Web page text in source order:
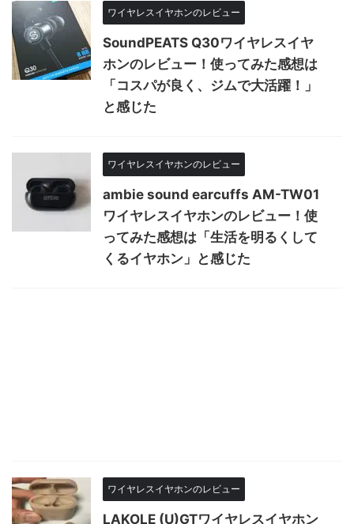
ワイヤレスイヤホンのレビュー
SoundPEATS Q30ワイヤレスイヤ
ホンのレビュー！使ってみた感想は
「コスパが良く、ジムで大活躍！」
と感じた
ワイヤレスイヤホンのレビュー
ambie sound earcuffs AM-TW01
ワイヤレスイヤホンのレビュー！使
ってみた感想は「生活を明るくして
くるイヤホン」と感じた
ワイヤレスイヤホンのレビュー
LAKOLE (U)GTワイヤレスイヤホン